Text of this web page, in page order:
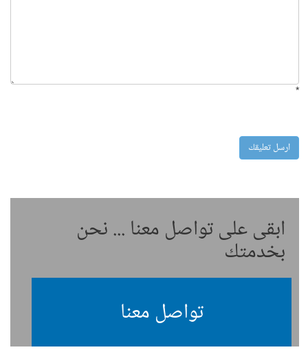
*
ابقى على تواصل معنا ... نحن
بخدمتك
تواصل معنا